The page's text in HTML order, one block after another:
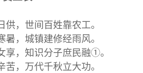
联系我们
供，世间百姓靠农工。
暑，城镇建修经雨风。
享，知识分子庶民融①。
苦，万代千秋立大功。